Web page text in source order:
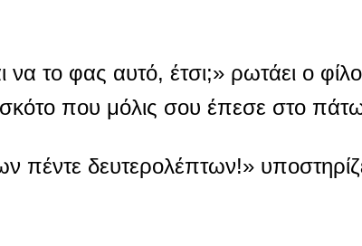
να το φας αυτό, έτσι;» ρωτάει ο
που μόλις σου έπεσε στο
πέντε δευτερολέπτων!»